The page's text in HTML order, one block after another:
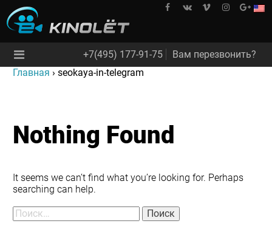
to
content
kinolet
+7(495) 177-91-75
Вам перезвонить?
Главная › seokaya-in-telegram
Nothing Found
It seems we can’t find what you’re looking for. Perhaps
searching can help.
Найти: